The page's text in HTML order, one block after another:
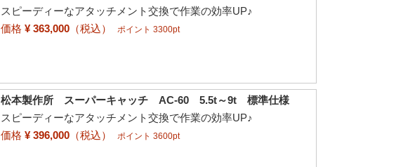
スピーディーなアタッチメント交換で作業の効率UP♪
価格 ¥ 363,000 （税込） ポイント 3300pt
松本製作所 スーパーキャッチ AC-60 5.5t～9t 標準仕様
スピーディーなアタッチメント交換で作業の効率UP♪
価格 ¥ 396,000 （税込） ポイント 3600pt